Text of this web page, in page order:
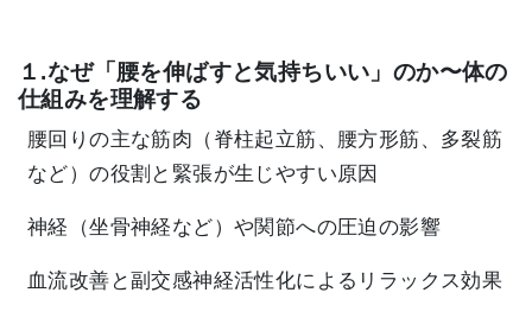
１.なぜ「腰を伸ばすと気持ちいい」のか〜体の
仕組みを理解する
腰回りの主な筋肉（脊柱起立筋、腰方形筋、多裂筋
など）の役割と緊張が生じやすい原因
神経（坐骨神経など）や関節への圧迫の影響
血流改善と副交感神経活性化によるリラックス効果